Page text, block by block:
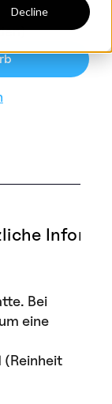
Decline
Bei
eine